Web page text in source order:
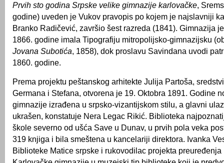
Prvih sto godina Srpske velike gimnazije karlovačke,
godine) uveden je Vukov pravopis po kojem je najslavniji
Branko Radičević, završio šest razreda (1841). Gimnazija
1866. godine imala Tipografiju mitropolijsko-gimnazijsku
Jovana Subotića, 1858), dok proslavu Savindana uvodi
1860. godine.
Prema projektu peštanskog arhitekte Julija Partoša,
Germana i Stefana, otvorena je 19. Oktobra 1891. Godine
gimnazije izrađena u srpsko-vizantijskom stilu, a glavni
ukrašen, konstatuje Nera Legac Rikić. Biblioteka
škole severno od ušća Save u Dunav, u prvih pola veka
319 knjiga i bila smeštena u kancelariji direktora. Ivanka
Biblioteke Matice srpske i rukovodilac projekta